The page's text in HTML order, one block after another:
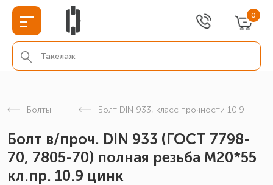
0
Болты Болт DIN 933, класс прочности 10.9
Болт в/проч. DIN 933 (ГОСТ 7798-
70, 7805-70) полная резьба М20*55
кл.пр. 10.9 цинк